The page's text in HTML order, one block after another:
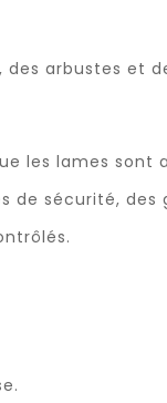
arbustes
les lames sont
sécurité, des